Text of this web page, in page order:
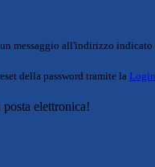
messaggio all'indirizzo indicato
della password tramite la
elettronica!